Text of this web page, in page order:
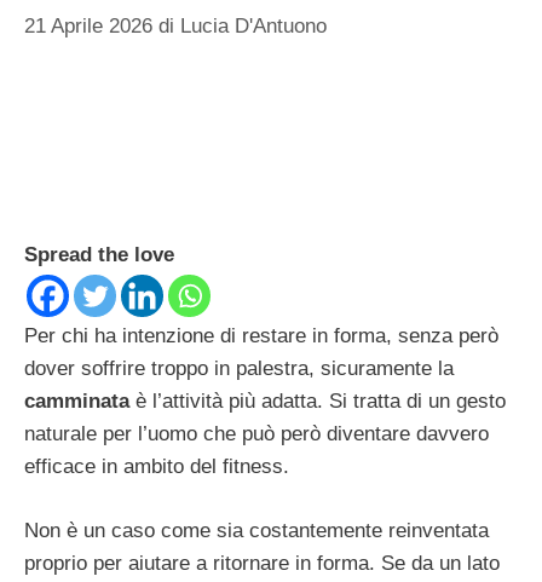
21 Aprile 2026 di Lucia D'Antuono
Spread the love
Per chi ha intenzione di restare in forma, senza però
dover soffrire troppo in palestra, sicuramente la
camminataè l’attività più adatta. Si tratta di un gesto
naturale per l’uomo che può però diventare davvero
efficace in ambito del fitness.
Non è un caso come sia costantemente reinventata
proprio per aiutare a ritornare in forma. Se da un lato